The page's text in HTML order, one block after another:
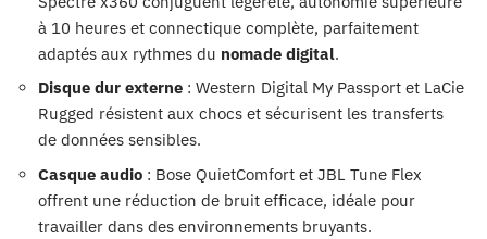
à 10 heures et connectique complète, parfaitement
adaptés aux rythmes du nomade digital.
Disque dur externe : Western Digital My Passport et LaCie
Rugged résistent aux chocs et sécurisent les transferts
de données sensibles.
Casque audio : Bose QuietComfort et JBL Tune Flex
offrent une réduction de bruit efficace, idéale pour
travailler dans des environnements bruyants.